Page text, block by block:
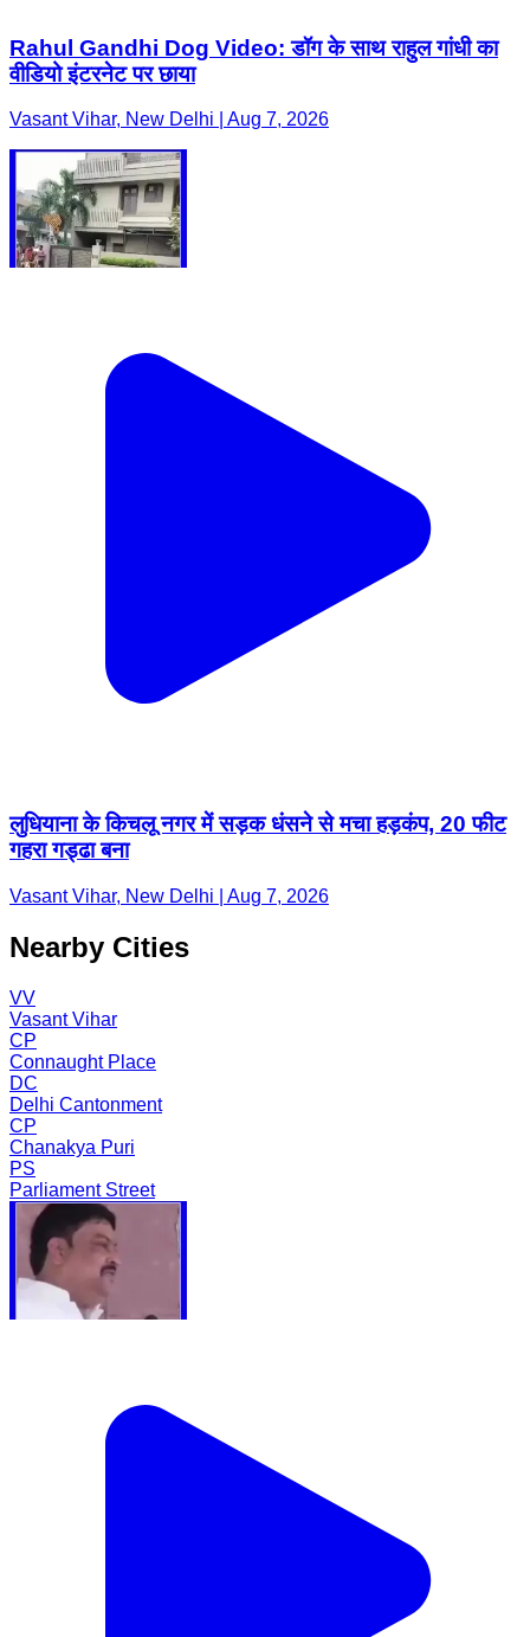
Rahul Gandhi Dog Video: डॉग के साथ राहुल गांधी का
वीडियो इंटरनेट पर छाया
Vasant Vihar, New Delhi | Aug 7, 2026
लुधियाना के किचलू नगर में सड़क धंसने से मचा हड़कंप, 20 फीट
गहरा गड्ढा बना
Vasant Vihar, New Delhi | Aug 7, 2026
Nearby Cities
VV
Vasant Vihar
CP
Connaught Place
DC
Delhi Cantonment
CP
Chanakya Puri
PS
Parliament Street